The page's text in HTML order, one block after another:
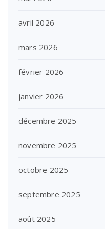
avril 2026
mars 2026
février 2026
janvier 2026
décembre 2025
novembre 2025
octobre 2025
septembre 2025
août 2025